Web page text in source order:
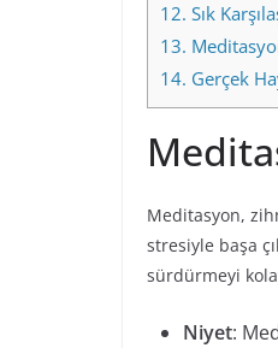
12. Sık
13.
14. Gerçek
Meditasyon,
stresiyle başa
sürdürmeyi
Niyet: